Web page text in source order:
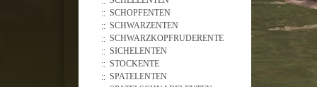
SCHOPFENTEN
SCHWARZENTEN
SCHWARZKOPFRUDERENTE
SICHELENTEN
STOCKENTE
SPATELENTEN